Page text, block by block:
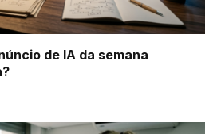
de IA da semana